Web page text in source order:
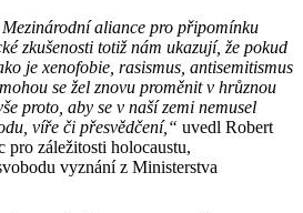
Mezinárodní aliance pro připomínku
zkušenosti totiž nám ukazují, že pokud
je xenofobie, rasismus, antisemitismus
se žel znovu proměnit v hrůznou
proto, aby se v naší zemi nemusel
víře či přesvědčení,“ uvedl Robert
pro záležitosti holocaustu,
vyznání z Ministerstva